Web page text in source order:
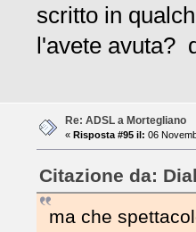
scritto in
l'avete avuta?
Re: ADSL a Mortegliano
« Risposta #95 il: 06
Citazione da:
ma che